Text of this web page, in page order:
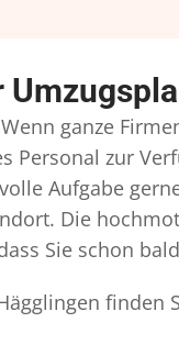
Wenn ganze
Personal zur
Aufgabe
Die
Sie schon